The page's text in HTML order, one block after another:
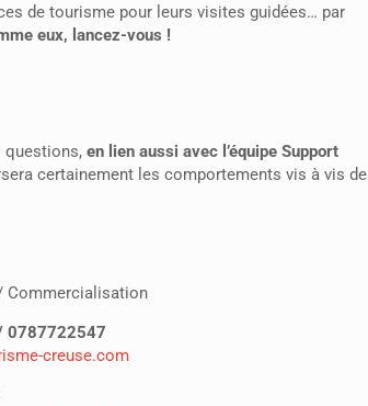
de tourisme pour leurs visites guidées… par
eux, lancez-vous !
questions, en lien aussi avec l’équipe Support
certainement les comportements vis à vis de
Commercialisation
0787722547
creuse.com